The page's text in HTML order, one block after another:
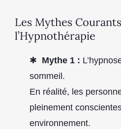
Les Mythes
l’Hypnothérapie
Mythe 1 :
sommeil.
En réalité, les
pleinement
environnement.